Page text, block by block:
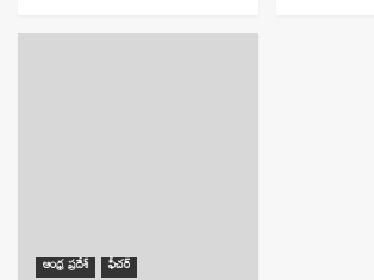
ఆంధ్ర ప్రదేశ్ ఫీచర్